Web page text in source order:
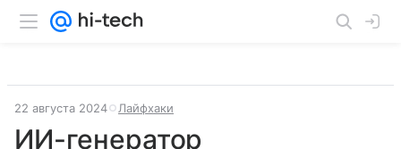
22 августа 2024 Лайфхаки
ИИ-генератор